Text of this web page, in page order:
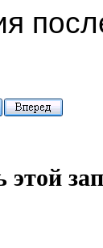
этой